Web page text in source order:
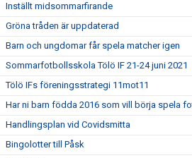
Inställt midsommarfirande
Gröna tråden är uppdaterad
Barn och ungdomar får spela matcher igen
Sommarfotbollsskola Tölö IF 21-24 juni 2021
Tölö IFs föreningsstrategi 11mot11
Har ni barn födda 2016 som vill börja spela
Handlingsplan vid Covidsmitta
Bingolotter till Påsk